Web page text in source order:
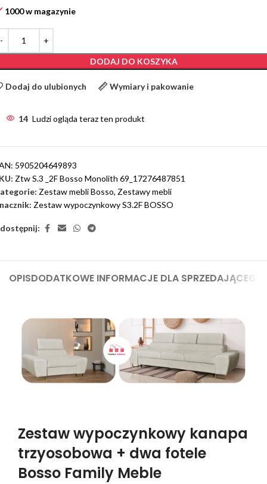
1000 w magazynie
DODAJ DO KOSZYKA
Dodaj do ulubionych Wymiary i pakowanie
14 Ludzi ogląda teraz ten produkt
5905204649893
Ztw S.3 _2F Bosso Monolith 69_17276487851
Zestaw mebli Bosso, Zestawy mebli
Zestaw wypoczynkowy S3.2F BOSSO
OPISDODATKOWE INFORMACJE DLA SPRZEDAJĄCEGO
Zestaw wypoczynkowy kanapa
trzyosobowa + dwa fotele
Bosso Family Meble